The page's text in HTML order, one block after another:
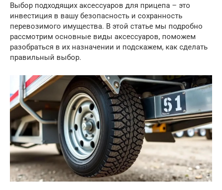
Выбор подходящих аксессуаров для прицепа – это
инвестиция в вашу безопасность и сохранность
перевозимого имущества. В этой статье мы подробно
рассмотрим основные виды аксессуаров, поможем
разобраться в их назначении и подскажем, как сделать
правильный выбор.